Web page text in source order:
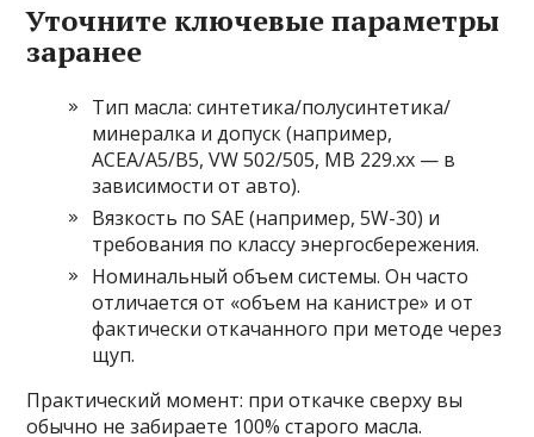
Уточните ключевые параметры
заранее
Тип масла: синтетика/полусинтетика/
минералка и допуск (например,
ACEA/A5/B5, VW 502/505, MB 229.xx — в
зависимости от авто).
Вязкость по SAE (например, 5W-30) и
требования по классу энергосбережения.
Номинальный объем системы. Он часто
отличается от «объем на канистре» и от
фактически откачанного при методе через
щуп.
Практический момент: при откачке сверху вы
обычно не забираете 100% старого масла.